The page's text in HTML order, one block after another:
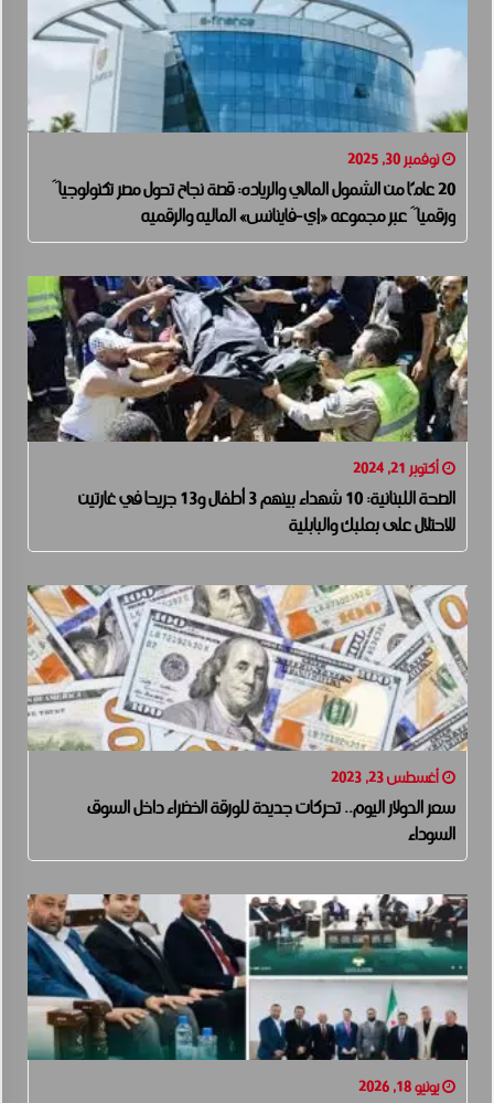
نوفمبر 30, 2025
20 عامًا من الشمول المالي والرياده: قصة نجاح تحول مصر تكنولوجياََ
ورقمياََ عبر مجموعه «إي-فاينانس» الماليه والرقميه
أكتوبر 21, 2024
الصحة اللبنانية: 10 شهداء بينهم 3 أطفال و13 جريحا في غارتين
للاحتلال على بعلبك والبابلية
أغسطس 23, 2023
سعر الدولار اليوم.. تحركات جديدة للورقة الخضراء داخل السوق
السوداء
يونيو 18, 2026